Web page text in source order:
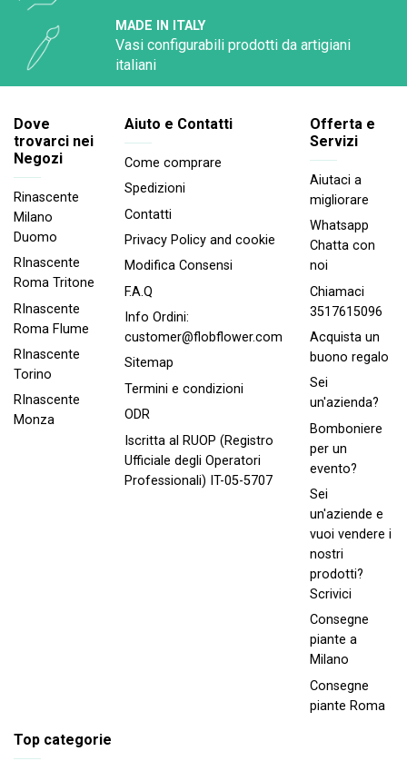
MADE IN ITALY
Vasi configurabili prodotti da artigiani
italiani
Dove
trovarci nei
Negozi
Rinascente
Milano
Duomo
RInascente
Roma Tritone
RInascente
Roma FIume
RInascente
Torino
RInascente
Monza
Aiuto e Contatti
Come comprare
Spedizioni
Contatti
Privacy Policy and cookie
Modifica Consensi
F.A.Q
Info Ordini:
customer@flobflower.com
Sitemap
Termini e condizioni
ODR
Iscritta al RUOP (Registro
Ufficiale degli Operatori
Professionali) IT-05-5707
Offerta e
Servizi
Aiutaci a
migliorare
Whatsapp
Chatta con
noi
Chiamaci
3517615096
Acquista un
buono regalo
Sei
un'azienda?
Bomboniere
per un
evento?
Sei
un'aziende e
vuoi vendere i
nostri
prodotti?
Scrivici
Consegne
piante a
Milano
Consegne
piante Roma
Top categorie